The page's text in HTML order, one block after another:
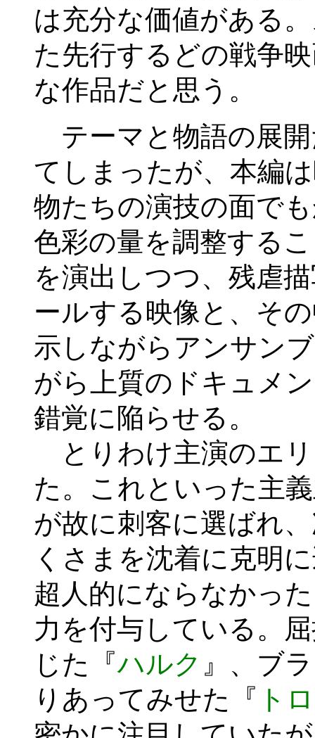
は充分な価値がある
た先行するどの戦争
な作品だと思う。
テーマと物語の展
てしまったが、本編
物たちの演技の面で
色彩の量を調整する
を演出しつつ、残虐
ールする映像と、そ
示しながらアンサン
がら上質のドキュメ
錯覚に陥らせる。
とりわけ主演のエ
た。これといった主
が故に刺客に選ばれ
くさまを沈着に克明
超人的にならなかっ
力を付与している。
じた『ハルク 』、ブ
りあってみせた『 ト